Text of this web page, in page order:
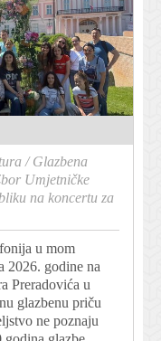
/Glazbena
Umjetničke
na koncertu za
u mom
2026. godine na
Preradovića u
glazbenu priču
ne poznaju